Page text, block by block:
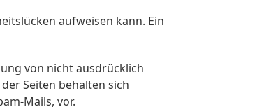
aufweisen kann. Ein
von nicht ausdrücklich
Seiten behalten sich
Mails, vor.